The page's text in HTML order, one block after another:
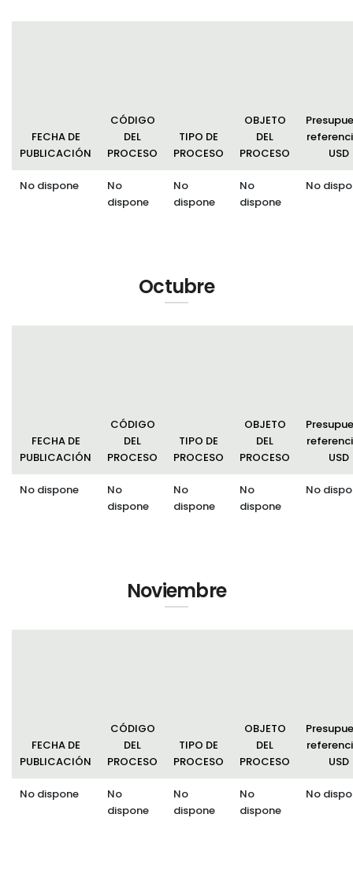
FECHA DE
PUBLICACIÓN
CÓDIGO
DEL
PROCESO
TIPO DE
PROCESO
OBJETO
DEL
PROCESO
USD
No dispone
No
dispone
No
dispone
No
dispone
No
Octubre
FECHA DE
PUBLICACIÓN
CÓDIGO
DEL
PROCESO
TIPO DE
PROCESO
OBJETO
DEL
PROCESO
USD
No dispone
No
dispone
No
dispone
No
dispone
No
Noviembre
FECHA DE
PUBLICACIÓN
CÓDIGO
DEL
PROCESO
TIPO DE
PROCESO
OBJETO
DEL
PROCESO
USD
No dispone
No
dispone
No
dispone
No
dispone
No